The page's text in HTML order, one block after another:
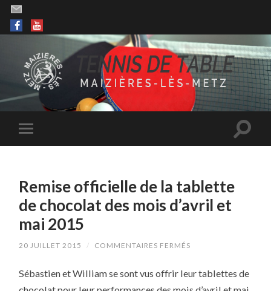
Remise officielle de la tablette
de chocolat des mois d’avril et
mai 2015
20 JUILLET 2015 / COMMENTAIRES FERMÉS
DE
Sébastien et William se sont vus offrir leur tablettes de